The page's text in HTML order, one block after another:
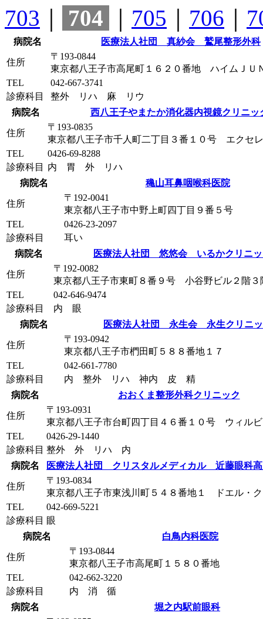
703
704 705 706
病院名 医療法人社団 真紗会 鷲尾整形外科
住所
〒193-0844
東京都八王子市高尾町１６２０番地 ハイムＪＵ
TEL
042-667-3741
診療科目
整外 リハ 麻 リウ
病院名
西八王子やまたか消化器内視鏡クリニッ
住所
〒193-0835
東京都八王子市千人町二丁目３番１０号 エクセ
TEL
0426-69-8288
診療科目
内 胃 外 リハ
病院名
穐山耳鼻咽喉科医院
住所
〒192-0041
東京都八王子市中野上町四丁目９番５号
TEL
0426-23-2097
診療科目
耳い
病院名
医療法人社団 悠悠会 いるかクリニ
住所
〒192-0082
東京都八王子市東町８番９号 小谷野ビル２階３
TEL
042-646-9474
診療科目
内 眼
病院名
医療法人社団 永生会 永生クリニ
住所
〒193-0942
東京都八王子市椚田町５８８番地１７
TEL
042-661-7780
診療科目
内 整外 リハ 神内 皮 精
病院名
おおくま整形外科クリニック
住所
〒193-0931
東京都八王子市台町四丁目４６番１０号 ウィル
TEL
0426-29-1440
診療科目 整外 外 リハ 内
病院名
医療法人社団 クリスタルメディカル 近藤眼科高
住所
〒193-0834
東京都八王子市東浅川町５４８番地１ ドエル・
TEL
042-669-5221
診療科目 眼
病院名
白鳥内科医院
住所
〒193-0844
東京都八王子市高尾町１５８０番地
TEL
042-662-3220
診療科目
内 消 循
病院名
堀之内駅前眼科